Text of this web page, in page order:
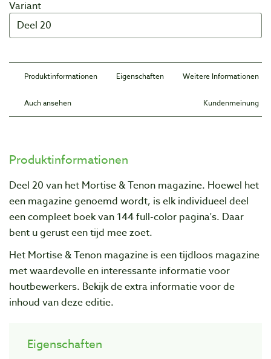
Variant
Produktinformationen Eigenschaften Weitere Informationen
Auch ansehen Kundenmeinung
Produktinformationen
Deel 20 van het Mortise & Tenon magazine. Hoewel het
een magazine genoemd wordt, is elk individueel deel
een compleet boek van 144 full-color pagina's. Daar
bent u gerust een tijd mee zoet.
Het Mortise & Tenon magazine is een tijdloos magazine
met waardevolle en interessante informatie voor
houtbewerkers. Bekijk de extra informatie voor de
inhoud van deze editie.
Eigenschaften